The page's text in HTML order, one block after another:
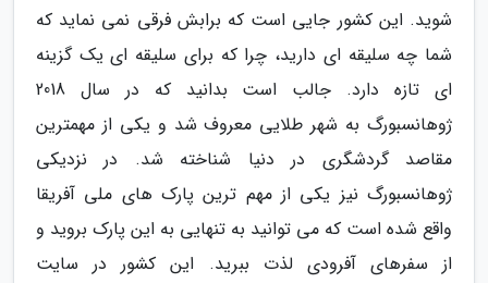
شوید. این کشور جایی است که برابش فرقی نمی نماید که
شما چه سلیقه ای دارید، چرا که برای سلیقه ای یک گزینه
ای تازه دارد. جالب است بدانید که در سال 2018
ژوهانسبورگ به شهر طلایی معروف شد و یکی از مهمترین
مقاصد گردشگری در دنیا شناخته شد. در نزدیکی
ژوهانسبورگ نیز یکی از مهم ترین پارک های ملی آفریقا
واقع شده است که می توانید به تنهایی به این پارک بروید و
از سفرهای آفرودی لذت ببرید. این کشور در سایت